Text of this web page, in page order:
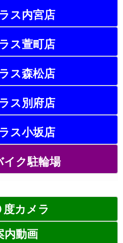
ス内宮店
ス萱町店
ス森松店
ス別府店
ス小坂店
イク駐輪場
度カメラ
内動画